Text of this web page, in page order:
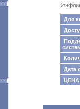
Для
Дата